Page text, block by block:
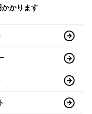
かかります